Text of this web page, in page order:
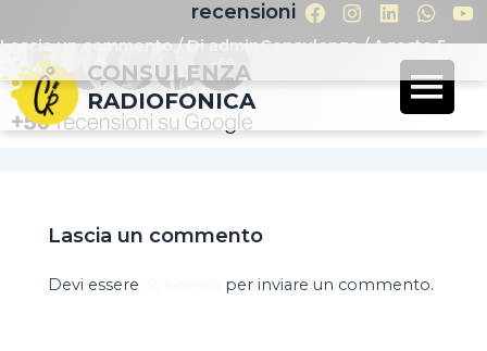
CONSULENZA
RADIOFONICA
recensioni
Lascia un commento / DiadminConsulenza/Agosto 5,
2024
Lascia un commento
Devi essere per inviare un commento.